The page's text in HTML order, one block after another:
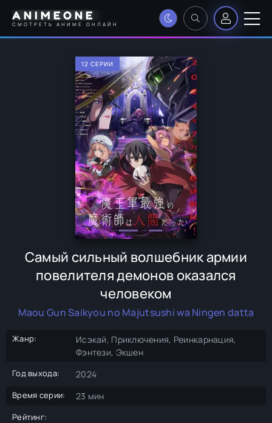
ANIMEONE
СМОТРЕТЬ АНИМЕ ОНЛАЙН
12 СЕРИИ
Самый сильный волшебник армии
повелителя демонов оказался
человеком
Maou Gun Saikyou no Majutsushi wa Ningen datta
Жанр:
Исэкай, Приключения, Реинкарнация,
Фэнтези, Экшен
Год выхода: 2024
Время серии: 23 мин
Рейтинг: